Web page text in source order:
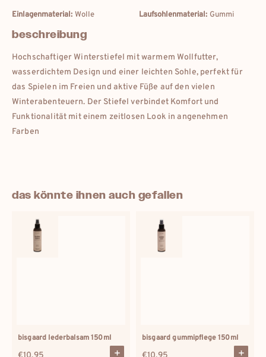
Einlagenmaterial: Wolle Laufsohlenmaterial: Gummi
beschreibung
Hochschaftiger Winterstiefel mit warmem Wollfutter,
wasserdichtem Design und einer leichten Sohle, perfekt für
das Spielen im Freien und aktive Füße auf den vielen
Winterabenteuern. Der Stiefel verbindet Komfort und
Funktionalität mit einem zeitlosen Look in angenehmen
Farben
das könnte ihnen auch gefallen
bisgaard lederbalsam 150ml bisgaard gummipflege 150ml